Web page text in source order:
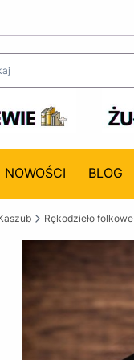
NOWOŚCI BLOG
Rękodzieło folkowe